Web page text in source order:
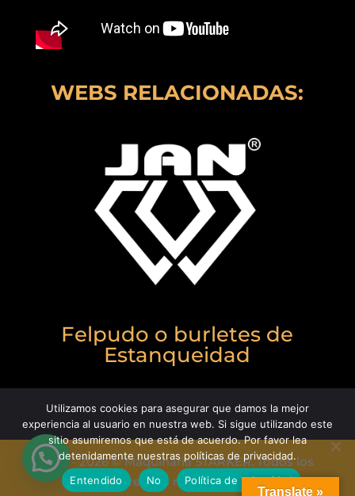
WEBS RELACIONADAS:
Felpudo o burletes de
Estanqueidad
1990 - 2026 © Maquinaria STARKER. Todos los
derechos reservados.
Translate »
Utilizamos cookies para asegurar que damos la mejor
experiencia al usuario en nuestra web. Si sigue utilizando este
sitio asumiremos que está de acuerdo. Por favor lea
detenidamente nuestras políticas de privacidad.
Entendido
No Política de privacidad